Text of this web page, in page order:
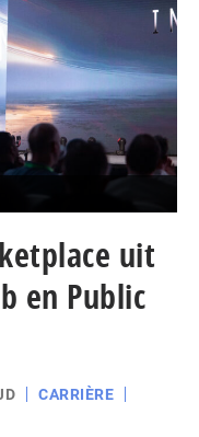
uit
en Public
CARRIÈRE